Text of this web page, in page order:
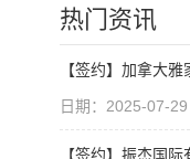
热门资讯
【签约】加拿大
日期：2025-07-
【签约】振杰国